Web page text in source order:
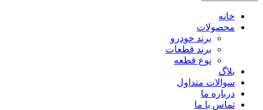
خانه
محصولات
برند خودرو
برند قطعات
نوع قطعه
بلاگ
سوالات متداول
درباره ما
تماس با ما